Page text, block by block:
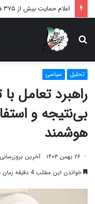
دنبال
می‌گردید؟تحلیل سیاسی
راهبرد تعامل
بی‌نتیجه و
هوشمند
۲۶ بهمن ۱۴۰۳ آخرین بروزرسانی: ۲۵ بهمن
خواندن این مطلب 4 دقیقه زمان می‌برد